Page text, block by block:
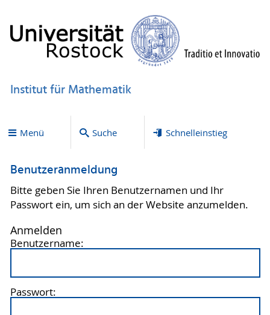
Institut für Mathematik
Menü Suche Schnelleinstieg
Benutzeranmeldung
Bitte geben Sie Ihren Benutzernamen und Ihr
Passwort ein, um sich an der Website anzumelden.
Anmelden
Benutzername:
Passwort: